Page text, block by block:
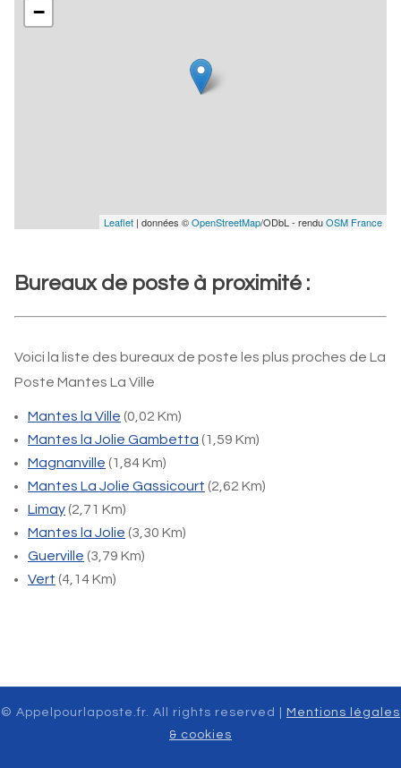
−
Leaflet | données ©OpenStreetMap/ODbL - renduOSM France
Bureaux de poste à proximité :
Voici la liste des bureaux de poste les plus proches de La
Poste Mantes La Ville
Mantes la Ville (0,02 Km)
Mantes la Jolie Gambetta (1,59 Km)
Magnanville (1,84 Km)
Mantes La Jolie Gassicourt (2,62 Km)
Limay(2,71 Km)
Mantes la Jolie (3,30 Km)
Guerville (3,79 Km)
Vert (4,14 Km)
© Appelpourlaposte.fr. All rights reserved |
Mentions légales
& cookies